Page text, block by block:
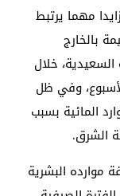
مهما يرتبط
بالخارج
خلال
وفي ظل
المائية بسبب
الشرق.
موارده البشرية